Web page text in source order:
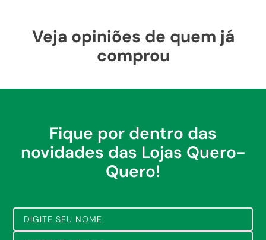
Veja opiniões de quem já
comprou
Fique por dentro das
novidades das Lojas Quero-
Quero!